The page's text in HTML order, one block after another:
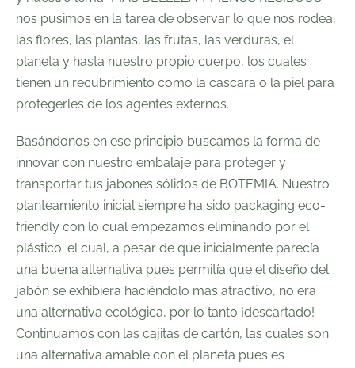
nos pusimos en la tarea de observar lo que nos rodea,
las flores, las plantas, las frutas, las verduras, el
planeta y hasta nuestro propio cuerpo, los cuales
tienen un recubrimiento como la cascara o la piel para
protegerles de los agentes externos.
Basándonos en ese principio buscamos la forma de
innovar con nuestro embalaje para proteger y
transportar tus jabones sólidos de BOTEMIA. Nuestro
planteamiento inicial siempre ha sido packaging eco-
friendly con lo cual empezamos eliminando por el
plástico; el cual, a pesar de que inicialmente parecía
una buena alternativa pues permitía que el diseño del
jabón se exhibiera haciéndolo más atractivo, no era
una alternativa ecológica, por lo tanto ¡descartado!
Continuamos con las cajitas de cartón, las cuales son
una alternativa amable con el planeta pues es